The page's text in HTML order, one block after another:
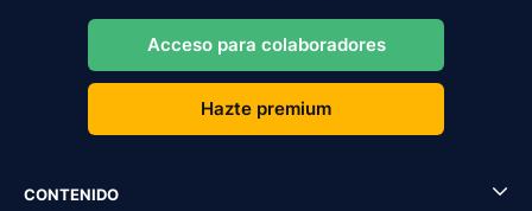
Acceso para colaboradores
Hazte premium
CONTENIDO